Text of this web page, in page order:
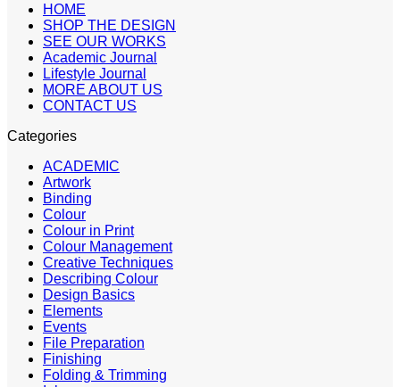
HOME
SHOP THE DESIGN
SEE OUR WORKS
Academic Journal
Lifestyle Journal
MORE ABOUT US
CONTACT US
Categories
ACADEMIC
Artwork
Binding
Colour
Colour in Print
Colour Management
Creative Techniques
Describing Colour
Design Basics
Elements
Events
File Preparation
Finishing
Folding & Trimming